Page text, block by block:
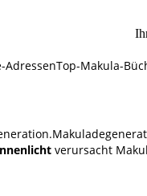
AdressenTop-Makula-
verursacht